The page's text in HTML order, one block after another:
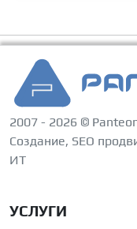
2007 - 2026 ©
Создание, SEO
ИТ
УСЛУГИ